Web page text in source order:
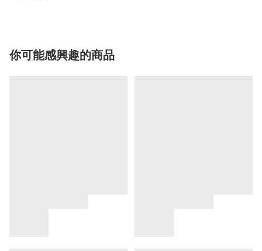
你可能感興趣的商品